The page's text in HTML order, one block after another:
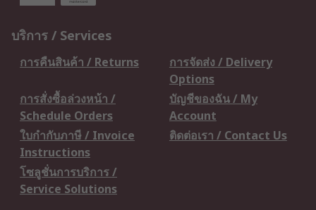
บริการ / Services
การคืนสินค้า / Returns
การจัดส่ง / Delivery
Options
การสั่งซื้อล่วงหน้า /
Schedule Orders
บัญชีของฉัน / My
Account
ใบกำกับภาษี / Invoice
Instructions
ติดต่อเรา / Contact Us
โซลูชั่นการบริการ /
Service Solutions